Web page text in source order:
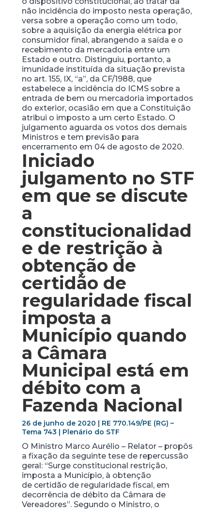
não incidência do imposto nesta operação,
versa sobre a operação como um todo,
sobre a aquisição da energia elétrica por
consumidor final, abrangendo a saída e o
recebimento da mercadoria entre um
Estado e outro. Distinguiu, portanto, a
imunidade instituída da situação prevista
no art. 155, IX, “a”, da CF/1988, que
estabelece a incidência do ICMS sobre a
entrada de bem ou mercadoria importados
do exterior, ocasião em que a Constituição
atribui o imposto a um certo Estado. O
julgamento aguarda os votos dos demais
Ministros e tem previsão para
encerramento em 04 de agosto de 2020.
Iniciado
julgamento no STF
em que se discute
a
constitucionalidad
e de restrição à
obtenção de
certidão de
regularidade fiscal
imposta a
Município quando
a Câmara
Municipal está em
débito com a
Fazenda Nacional
26 de junho de 2020 | RE 770.149/PE (RG) –
Tema 743 | Plenário do STF
O Ministro Marco Aurélio – Relator – propôs
a fixação da seguinte tese de repercussão
geral: “Surge constitucional restrição,
imposta a Município, à obtenção
de certidão de regularidade fiscal, em
decorrência de débito da Câmara de
Vereadores”. Segundo o Ministro, o